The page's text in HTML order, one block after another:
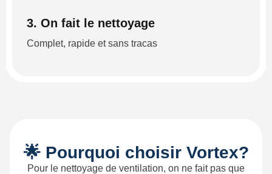
3. On fait le nettoyage
Complet, rapide et sans tracas
🌟 Pourquoi choisir Vortex?
Pour le nettoyage de ventilation, on ne fait pas que